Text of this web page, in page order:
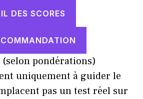
DES SCORES
(selon pondérations)
uniquement à guider le
pas un test réel sur